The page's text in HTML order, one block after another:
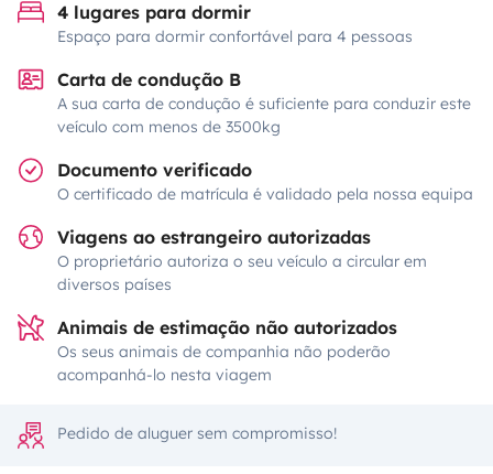
4 lugares para dormir
Espaço para dormir confortável para 4 pessoas
Carta de condução B
A sua carta de condução é suficiente para conduzir este
veículo com menos de 3500kg
Documento verificado
O certificado de matrícula é validado pela nossa equipa
Viagens ao estrangeiro autorizadas
O proprietário autoriza o seu veículo a circular em
diversos países
Animais de estimação não autorizados
Os seus animais de companhia não poderão
acompanhá-lo nesta viagem
Pedido de aluguer sem compromisso!